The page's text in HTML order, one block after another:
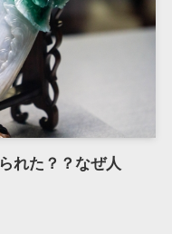
れた？？なぜ人